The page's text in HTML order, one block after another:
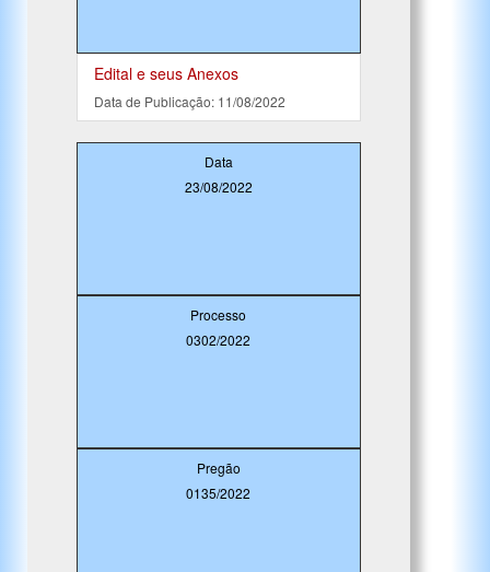
Edital e seus Anexos
Data de Publicação: 11/08/2022
Data
23/08/2022
Processo
0302/2022
Pregão
0135/2022